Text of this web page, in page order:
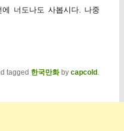
너도나도 사봅시다. 나중
tagged 한국만화by capcold .